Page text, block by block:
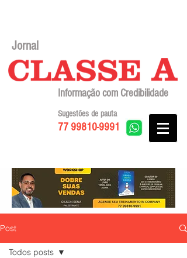
Jornal
Informação com Credibilidade
77 99810-9991
Sugestões de pauta
Post
Todos posts